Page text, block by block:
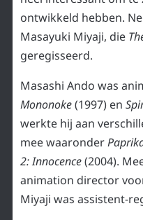
ontwikkeld hebben.
Masayuki Miyaji, die
geregisseerd.
Masashi Ando was
Mononoke(1997) en
werkte hij aan
mee waaronder
2: Innocence(2004).
animation director
Miyaji was assistent-